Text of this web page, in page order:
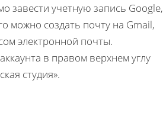
завести учетную запись Google,
можно создать почту на Gmail,
электронной почты.
в правом верхнем углу
студия».